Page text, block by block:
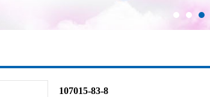
107015-83-8